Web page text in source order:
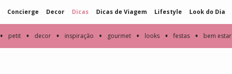
Concierge Decor Dicas Dicas de Viagem Lifestyle Look do Dia
• petit • decor • inspiração • gourmet • looks • festas • bem estar